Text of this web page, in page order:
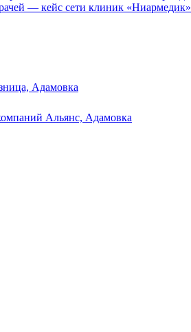
— кейс сети клиник «Ниармедик»
Адамовка
Альянс, Адамовка